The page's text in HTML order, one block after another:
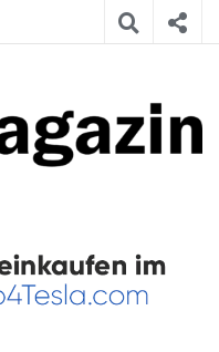
– Tesla, E-